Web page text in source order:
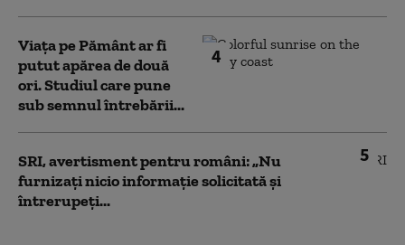
4
Viața pe Pământ ar fi
putut apărea de două
ori. Studiul care pune
sub semnul întrebării...
5
SRI, avertisment pentru români: „Nu
furnizați nicio informație solicitată și
întrerupeți...